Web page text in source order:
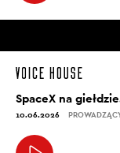
SpaceX na
10.06.2026